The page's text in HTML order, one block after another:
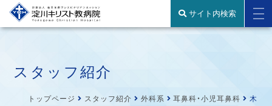
サイト内検索
スタッフ紹介
トップページ スタッフ紹介 外科系 耳鼻科・小児耳鼻科
木